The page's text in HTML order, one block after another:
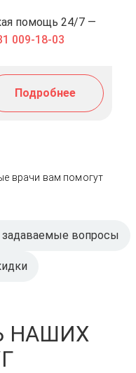
помощь 24/7 —
009-18-03
Подробнее
врачи вам помогут
задаваемые вопросы
НАШИХ